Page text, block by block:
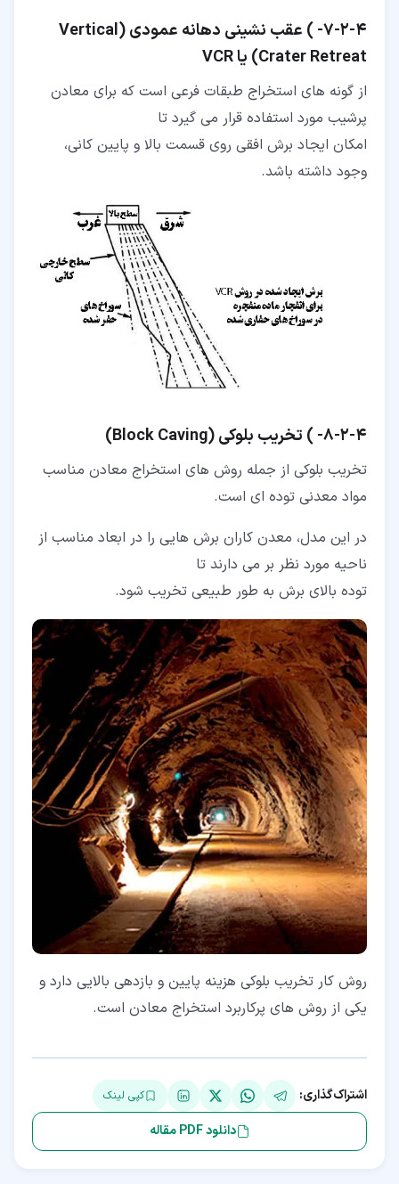
۴‏-‏۲‏-‏۷‏- ) عقب نشینی دهانه عمودی (Vertical
Crater Retreat) یا VCR
از گونه های استخراج طبقات فرعی است که برای معادن
پرشیب مورد استفاده قرار می گیرد تا
امکان ایجاد برش افقی روی قسمت بالا و پایین کانی،
وجود داشته باشد.
۴‏-‏۲‏-‏۸‏- ) تخریب بلوکی (Block Caving)
تخریب بلوکی از جمله روش های استخراج معادن مناسب
مواد معدنی توده ای است.
در این مدل، معدن کاران برش هایی را در ابعاد مناسب از
ناحیه مورد نظر بر می دارند تا
توده بالای برش به طور طبیعی تخریب شود.
روش کار تخریب بلوکی هزینه پایین و بازدهی بالایی دارد و
یکی از روش های پرکاربرد استخراج معادن است.
اشتراک‌گذاری: کپی لینک
دانلود PDF مقاله